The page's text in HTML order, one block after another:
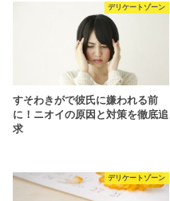
デリケートゾーン
すそわきがで彼氏に嫌われる前
に！ニオイの原因と対策を徹底追
求
デリケートゾーン